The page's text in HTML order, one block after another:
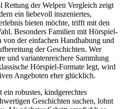
Rettung der Welpen Vergleich zeigt
ein liebevoll inszeniertes,
bieten möchte, trifft mit den
Besonders Familien mit Hörspiel-
der einfachen Handhabung und
der Geschichten. Wer
und variantenreichere Sammlung
Hörspiel-Formate legt, wird
Angeboten eher glücklich.
robustes, kindgerechtes
Geschichten suchen, lohnt